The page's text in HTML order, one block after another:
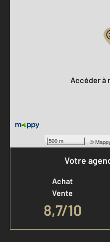
500 m ©
Accéder
Votre
Achat
Vente
8,7/10